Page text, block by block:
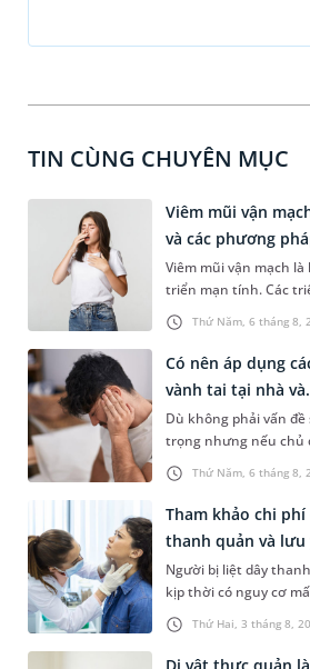
TIN CÙNG CHUYÊN MỤC
Thứ Năm, 6 tháng 8,
Viêm mũi vận
và các phương
Viêm mũi vận mạch
triển mạn tính. Các
mũi, chảy nước mũi
bệnh khó chịu. Tuy
quan trước những
sống chung với
để lâu có sao không
không?
Thứ Năm, 6 tháng 8,
Có nên áp dụng
vành tai tại nhà
Dù không phải vấn
trọng nhưng nếu chủ
người bệnh có thể
chứng. Nếu chưa
dịch, người bệnh
Vậy có nên áp dụng
tai tại nhà không và
tình trạng này?
Thứ Hai, 3 tháng 8,
Tham khảo chi
thanh quản và lưu
Người bị liệt dây
kịp thời có nguy cơ
khả năng giao tiếp,
động ăn uống. Tùy
sẽ cân nhắc chỉ định